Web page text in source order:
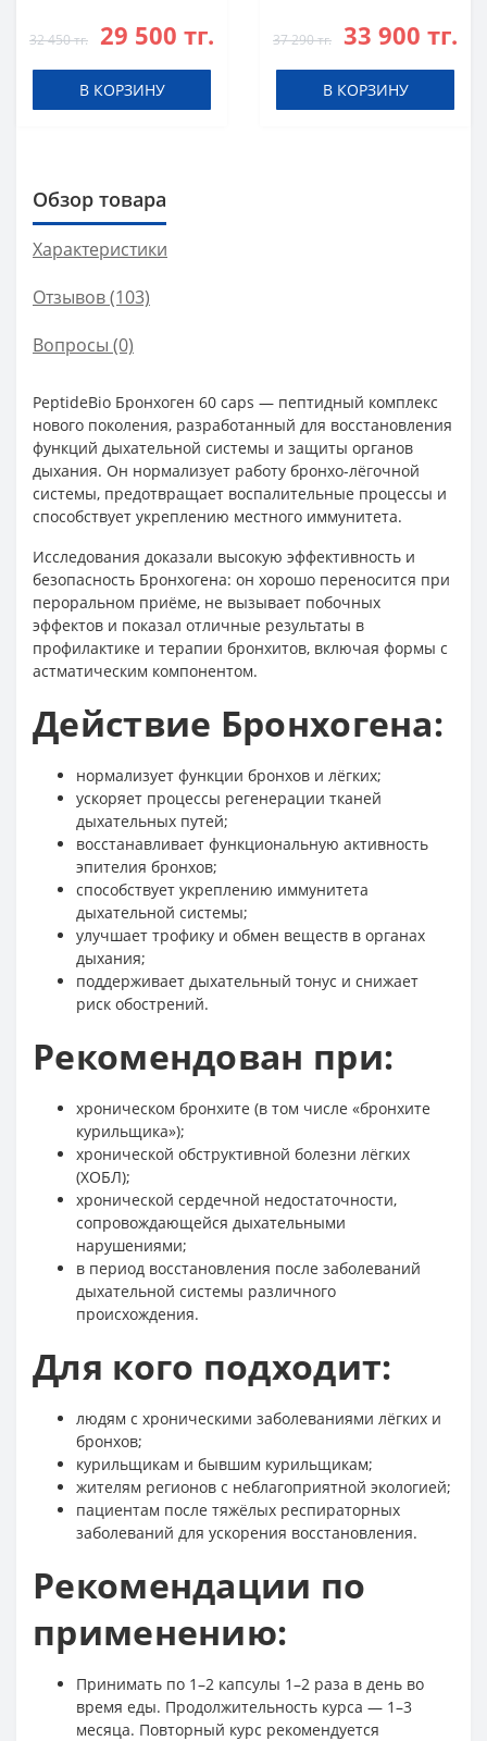
32 450 тг. 29 500 тг.
В КОРЗИНУ
37 290 тг. 33 900 тг.
В КОРЗИНУ
Обзор товара
Характеристики
Отзывов (103)
Вопросы (0)
PeptideBio Бронхоген 60 caps — пептидный комплекс
нового поколения, разработанный для восстановления
функций дыхательной системы и защиты органов
дыхания. Он нормализует работу бронхо-лёгочной
системы, предотвращает воспалительные процессы и
способствует укреплению местного иммунитета.
Исследования доказали высокую эффективность и
безопасность Бронхогена: он хорошо переносится при
пероральном приёме, не вызывает побочных
эффектов и показал отличные результаты в
профилактике и терапии бронхитов, включая формы с
астматическим компонентом.
Действие Бронхогена:
нормализует функции бронхов и лёгких;
ускоряет процессы регенерации тканей
дыхательных путей;
восстанавливает функциональную активность
эпителия бронхов;
способствует укреплению иммунитета
дыхательной системы;
улучшает трофику и обмен веществ в органах
дыхания;
поддерживает дыхательный тонус и снижает
риск обострений.
Рекомендован при:
хроническом бронхите (в том числе «бронхите
курильщика»);
хронической обструктивной болезни лёгких
(ХОБЛ);
хронической сердечной недостаточности,
сопровождающейся дыхательными
нарушениями;
в период восстановления после заболеваний
дыхательной системы различного
происхождения.
Для кого подходит:
людям с хроническими заболеваниями лёгких и
бронхов;
курильщикам и бывшим курильщикам;
жителям регионов с неблагоприятной экологией;
пациентам после тяжёлых респираторных
заболеваний для ускорения восстановления.
Рекомендации по
применению:
Принимать по 1–2 капсулы 1–2 раза в день во
время еды. Продолжительность курса — 1–3
месяца. Повторный курс рекомендуется